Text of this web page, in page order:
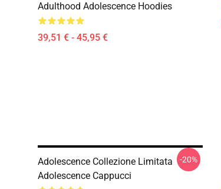
Adulthood Adolescence Hoodies
39,51 € - 45,95 €
Adolescence Collezione Limitata
Adolescence Cappucci
-20%